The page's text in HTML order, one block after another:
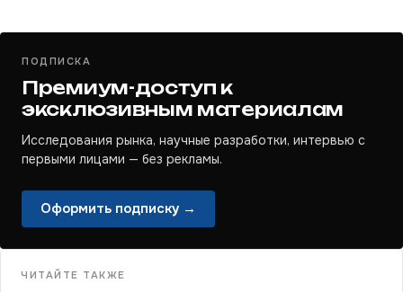
ПОДПИСКА
Премиум-доступ к
эксклюзивным материалам
Исследования рынка, научные разработки, интервью с
первыми лицами — без рекламы.
Оформить подписку →
ЧИТАЙТЕ ТАКЖЕ